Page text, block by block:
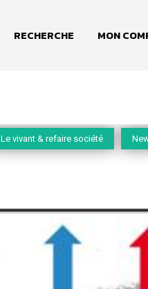
RECHERCHE MON
Le vivant & refaire société